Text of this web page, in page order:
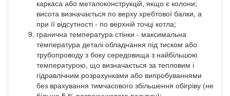
каркаса або металоконструкцій, якщо є колони;
висота визначається по верху хребтової балки, а
при її відсутності - по верхній точці котла;
гранична температура стінки - максимальна
температура деталі обладнання під тиском або
трубопроводу з боку середовища з найбільшою
температурою, що визначається за тепловим і
гідравлічним розрахунками або випробуваннями
без врахування тимчасового збільшення обігріву (не